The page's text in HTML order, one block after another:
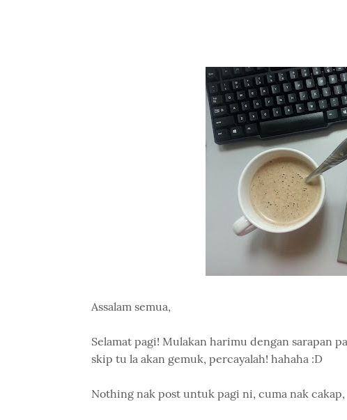
Assalam semua,
Selamat pagi! Mulakan harimu dengan sarapan
skip tu la akan gemuk, percayalah! hahaha :D
Nothing nak post untuk pagi ni, cuma nak cakap,